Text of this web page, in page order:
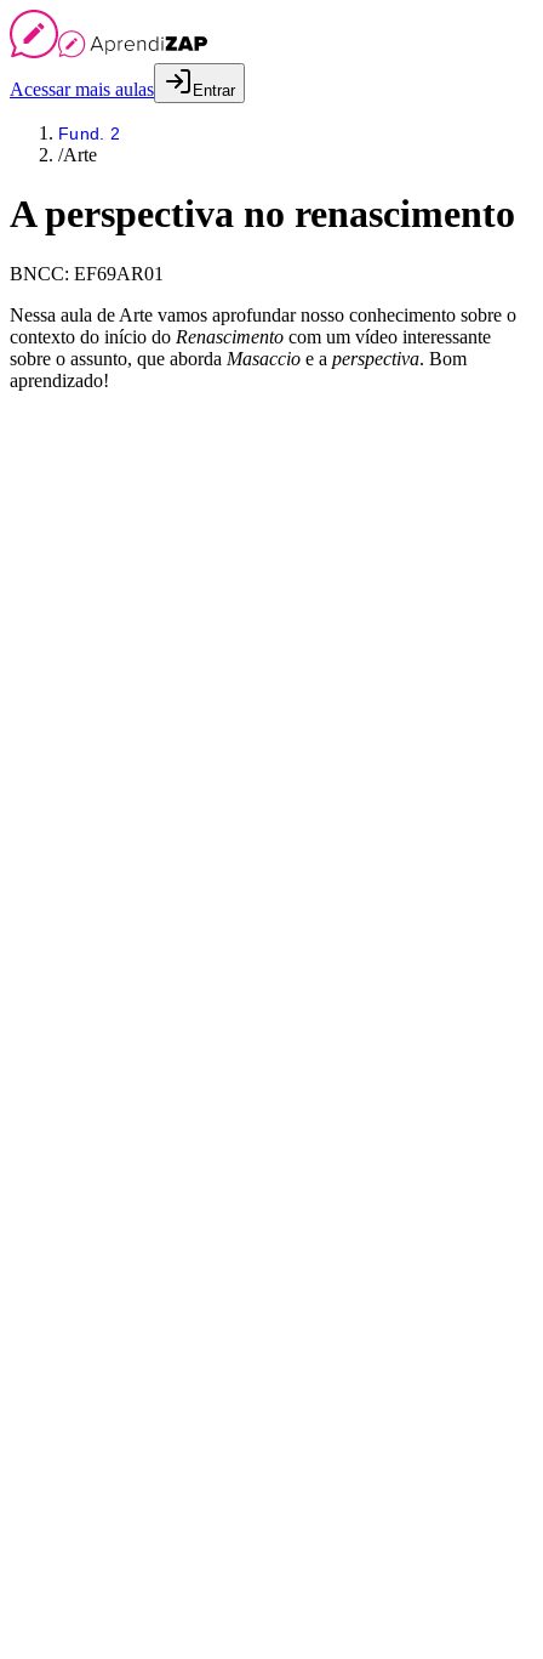
Acessar mais aulas Entrar
Fund. 2
/Arte
A perspectiva no renascimento
BNCC: EF69AR01
Nessa aula de Arte vamos aprofundar nosso conhecimento sobre o
contexto do início do Renascimento com um vídeo interessante
sobre o assunto, que aborda Masaccio e a perspectiva. Bom
aprendizado!